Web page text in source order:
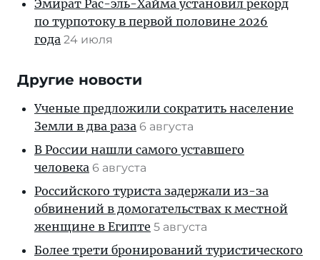
Эмират Рас-эль-Хайма установил рекорд
по турпотоку в первой половине 2026
года 24 июля
Другие новости
Ученые предложили сократить население
Земли в два раза 6 августа
В России нашли самого уставшего
человека 6 августа
Российского туриста задержали из-за
обвинений в домогательствах к местной
женщине в Египте 5 августа
Более трети бронирований туристического